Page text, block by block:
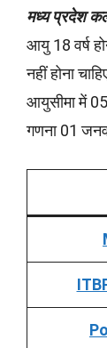
मध्य प्रदेश
आयु 18 वर्ष
नहीं होना
आयुसीमा में
गणना 01